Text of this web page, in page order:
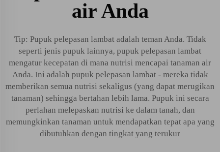
air Anda
Tip: Pupuk pelepasan lambat adalah teman Anda. Tidak
seperti jenis pupuk lainnya, pupuk pelepasan lambat
mengatur kecepatan di mana nutrisi mencapai tanaman air
Anda. Ini adalah pupuk pelepasan lambat - mereka tidak
memberikan semua nutrisi sekaligus (yang dapat merugikan
tanaman) sehingga bertahan lebih lama. Pupuk ini secara
perlahan melepaskan nutrisi ke dalam tanah, dan
memungkinkan tanaman untuk mendapatkan tepat apa yang
dibutuhkan dengan tingkat yang terukur